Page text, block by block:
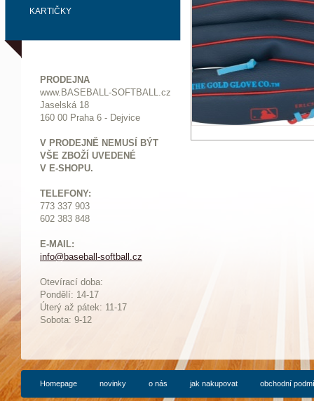
KARTIČKY
PRODEJNA
www.BASEBALL-SOFTBALL.cz
Jaselská 18
160 00 Praha 6 - Dejvice
V PRODEJNĚ NEMUSÍ BÝT
VŠE ZBOŽÍ UVEDENÉ
V E-SHOPU.
TELEFONY:
773 337 903
602 383 848
E-MAIL:
info@baseball-softball.cz
Otevírací doba:
Pondělí: 14-17
Úterý až pátek: 11-17
Sobota: 9-12
Homepage novinky o nás jak nakupovat obchodní